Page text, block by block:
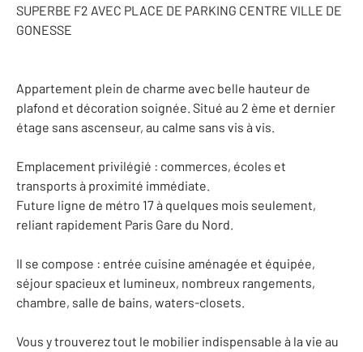
SUPERBE F2 AVEC PLACE DE PARKING CENTRE VILLE DE
GONESSE
Appartement plein de charme avec belle hauteur de
plafond et décoration soignée. Situé au 2 ème et dernier
étage sans ascenseur, au calme sans vis à vis.
Emplacement privilégié : commerces, écoles et
transports à proximité immédiate.
Future ligne de métro 17 à quelques mois seulement,
reliant rapidement Paris Gare du Nord.
Il se compose : entrée cuisine aménagée et équipée,
séjour spacieux et lumineux, nombreux rangements,
chambre, salle de bains, waters-closets.
Vous y trouverez tout le mobilier indispensable à la vie au